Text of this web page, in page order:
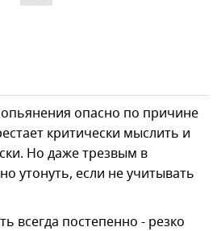
опасно по причине
критически мыслить и
Но даже трезвым в
утонуть, если не учитывать
всегда постепенно - резко